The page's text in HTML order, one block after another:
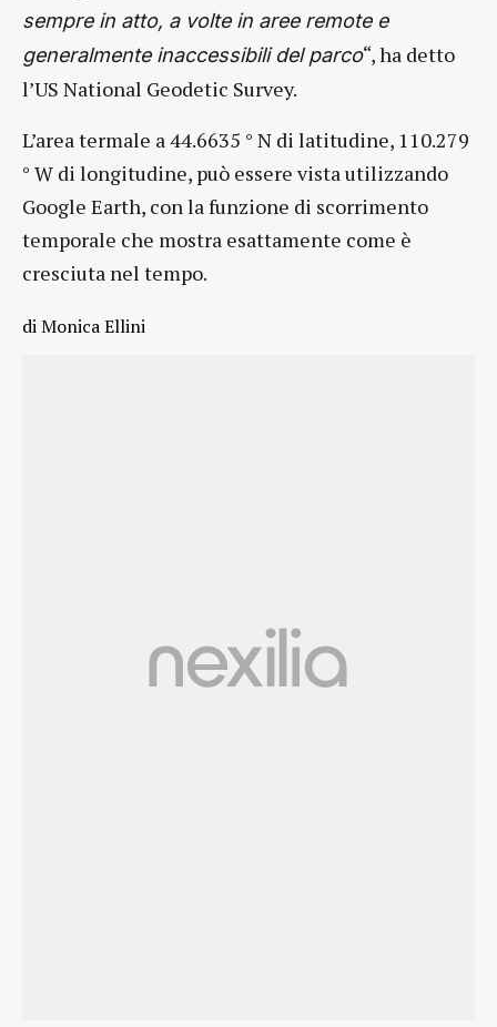
sempre in atto, a volte in aree remote e
generalmente inaccessibili del parco“, ha detto
l’US National Geodetic Survey.
L’area termale a 44.6635 ° N di latitudine, 110.279
° W di longitudine, può essere vista utilizzando
Google Earth, con la funzione di scorrimento
temporale che mostra esattamente come è
cresciuta nel tempo.
di Monica Ellini